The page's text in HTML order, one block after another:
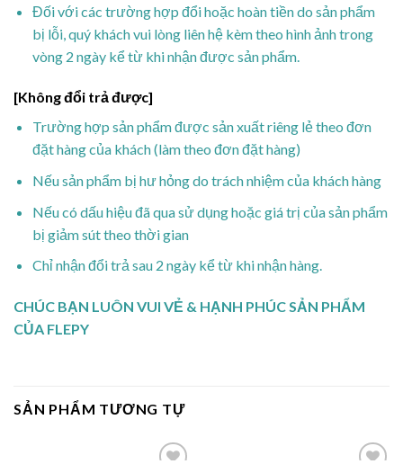
Đối với các trường hợp đổi hoặc hoàn tiền do sản phẩm
bị lỗi, quý khách vui lòng liên hệ kèm theo hình ảnh trong
vòng 2 ngày kể từ khi nhận được sản phẩm.
[Không đổi trả được]
Trường hợp sản phẩm được sản xuất riêng lẻ theo đơn
đặt hàng của khách (làm theo đơn đặt hàng)
Nếu sản phẩm bị hư hỏng do trách nhiệm của khách hàng
Nếu có dấu hiệu đã qua sử dụng hoặc giá trị của sản phẩm
bị giảm sút theo thời gian
Chỉ nhận đổi trả sau 2 ngày kể từ khi nhận hàng.
CHÚC BẠN LUÔN VUI VẺ & HẠNH PHÚC SẢN PHẨM
CỦA FLEPY
SẢN PHẨM TƯƠNG TỰ